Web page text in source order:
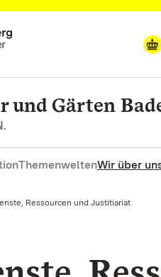
und Gärten
ThemenweltenWir über
Ressourcen und Justitiariat